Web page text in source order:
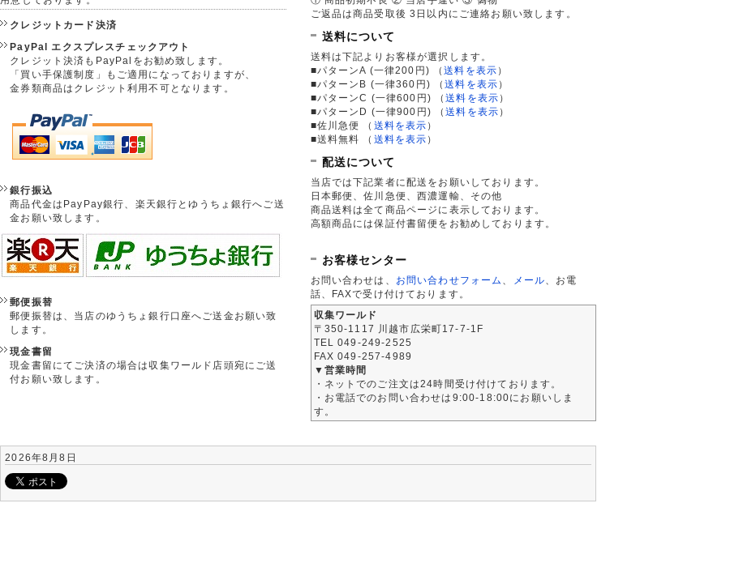
クレジットカード決済
PayPal エクスプレスチェックアウト
クレジット決済もPayPalをお勧め致します。
「買い手保護制度」もご適用になっておりますが、
金券類商品はクレジット利用不可となります。
銀行振込
商品代金はPayPay銀行、楽天銀行とゆうちょ銀行へご送
金お願い致します。
郵便振替
郵便振替は、当店のゆうちょ銀行口座へご送金お願い致
します。
現金書留
現金書留にてご決済の場合は収集ワールド店頭宛にご送
付お願い致します。
ご返品は商品受取後 3日以内にご連絡お願い致します。
送料について
送料は下記よりお客様が選択します。
■パターンA (一律200円)
（送料を表示 ）
■パターンB (一律360円)
（送料を表示 ）
■パターンC (一律600円)
（送料を表示 ）
■パターンD (一律900円)
（送料を表示 ）
■佐川急便
（ 送料を表示 ）
■送料無料
（ 送料を表示 ）
配送について
当店では下記業者に配送をお願いしております。
日本郵便、佐川急便、西濃運輸、その他
商品送料は全て商品ページに表示しております。
高額商品には保証付書留便をお勧めしております。
お客様センター
お問い合わせは、 お問い合わせフォーム メール 、お電
話、FAXで受け付けております。
収集ワールド
〒350-1117 川越市広栄町17-7-1F
TEL 049-249-2525
FAX 049-257-4989
▼営業時間
・ネットでのご注文は24時間受け付けております。
・お電話でのお問い合わせは9:00-18:00にお願いしま
す。
2026年8月8日